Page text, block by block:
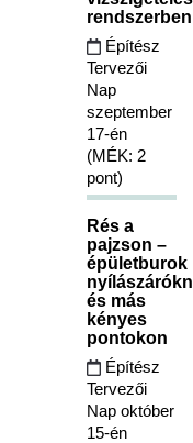
Építész
Tervezői
Nap
szeptember
17-én
(MÉK: 2
pont)
Rés a
pajzson –
épületburok
és más
kényes
pontokon
Építész
Tervezői
Nap október
15-én